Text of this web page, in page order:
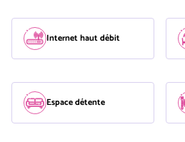
Internet haut débit
Espace détente